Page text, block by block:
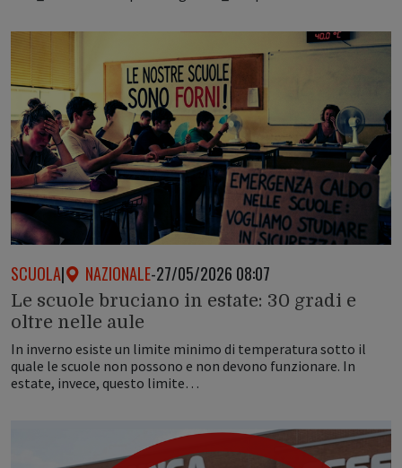
SCUOLA| NAZIONALE-27/05/2026 08:07
Le scuole bruciano in estate: 30 gradi e
oltre nelle aule
In inverno esiste un limite minimo di temperatura sotto il
quale le scuole non possono e non devono funzionare. In
estate, invece, questo limite…